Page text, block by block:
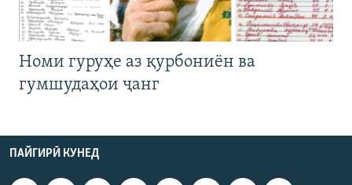
Номи гуруҳе аз қурбониён ва
гумшудаҳои ҷанг
ПАЙГИРӢ КУНЕД